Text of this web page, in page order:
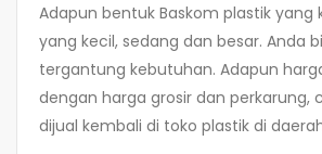
Adapun bentuk Baskom plastik yang
yang kecil, sedang dan besar. Anda
tergantung kebutuhan. Adapun
dengan harga grosir dan perkarung,
dijual kembali di toko plastik di